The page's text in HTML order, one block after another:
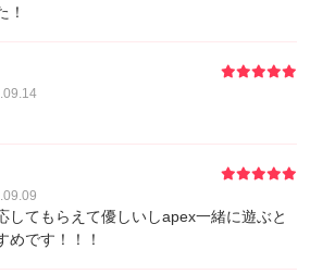
！
してもらえて優しいしapex一緒に遊ぶと
めです！！！